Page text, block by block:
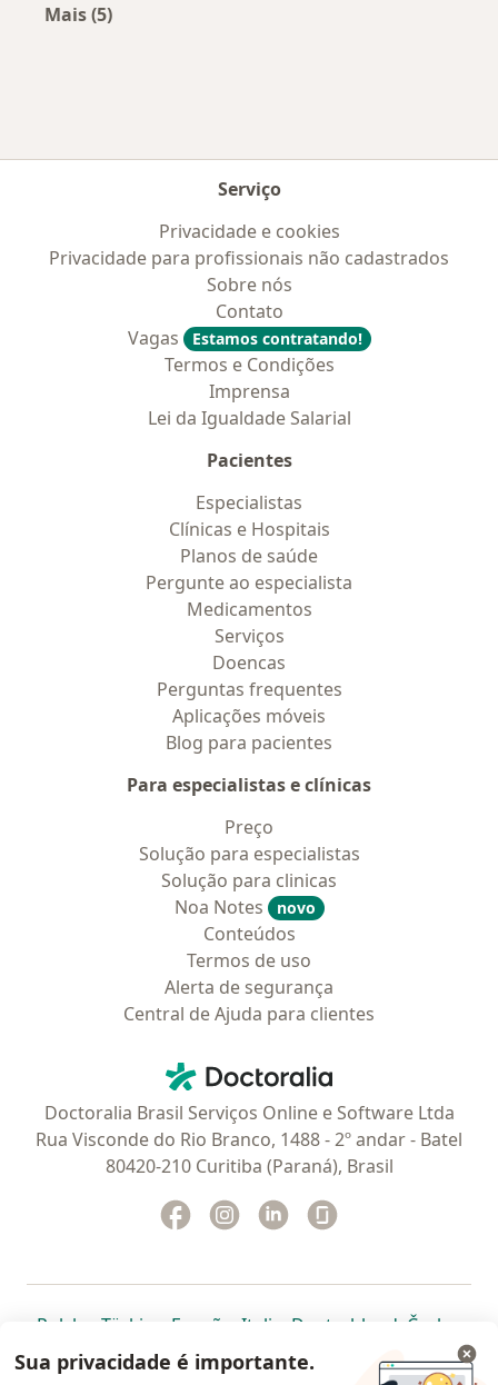
Mais (5)
Serviço
Privacidade e cookies
Privacidade para profissionais não cadastrados
Sobre nós
Contato
Vagas
Estamos contratando!
Termos e Condições
Imprensa
Lei da Igualdade Salarial
Pacientes
Especialistas
Clínicas e Hospitais
Planos de saúde
Pergunte ao especialista
Medicamentos
Serviços
Doencas
Perguntas frequentes
Aplicações móveis
Blog para pacientes
Para especialistas e clínicas
Preço
Solução para especialistas
Solução para clinicas
Noa Notes
novo
Conteúdos
Termos de uso
Alerta de segurança
Central de Ajuda para clientes
Doctoralia - Homepage
Doctoralia Brasil Serviços Online e Software Ltda
Rua Visconde do Rio Branco, 1488 - 2º andar - Batel
80420-210 Curitiba (Paraná), Brasil
Facebook
abre num novo separador
Instagram
abre num novo separador
Linkedin
abre num novo
Polska abre num novo separador
Türkiye abre num novo separador
España abre num novo separador
Italia abre num novo
Deutschlandabre num
Česko
Portugal abre num novo separador
, México abre num novo separador
, abre num novo separador
Brasil abre num novoabre num
abre
Colombia abre num novo
Sua privacidade é importante.